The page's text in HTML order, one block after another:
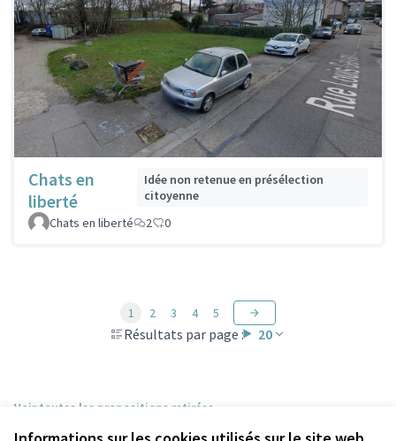
Chats en
liberté
Idée non retenue en présélection
citoyenne
Chats en liberté
2 0
Résultats par page : 20
1 2 3 4 5
Voir toutes les propositions retirées